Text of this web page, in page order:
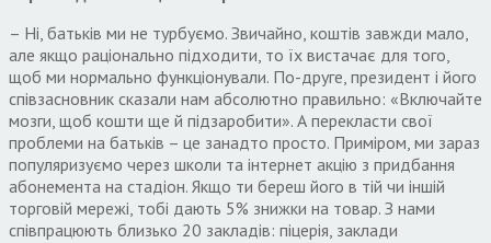
– Ні, батьків ми не турбуємо. Звичайно, коштів завжди мало,
але якщо раціонально підходити, то їх вистачає для того,
щоб ми нормально функціонували. По-друге, президент і його
співзасновник сказали нам абсолютно правильно: «Включайте
мозги, щоб кошти ще й підзаробити». А перекласти свої
проблеми на батьків – це занадто просто. Приміром, ми зараз
популяризуємо через школи та інтернет акцію з придбання
абонемента на стадіон. Якщо ти береш його в тій чи іншій
торговій мережі, тобі дають 5% знижки на товар. З нами
співпрацюють близько 20 закладів: піцерія, заклади